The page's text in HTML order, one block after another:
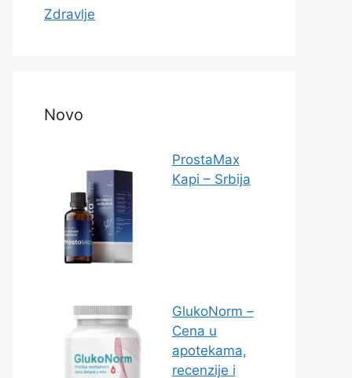
Zdravlje
Novo
ProstaMax
Kapi – Srbija
GlukoNorm –
Cena u
apotekama,
recenzije i